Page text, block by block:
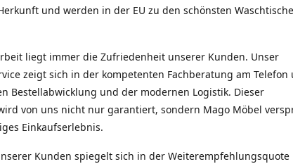
und werden in der EU zu den schönsten
liegt immer die Zufriedenheit unserer Kunden. Unser
zeigt sich in der kompetenten Fachberatung am Telefon
Bestellabwicklung und der modernen Logistik. Dieser
von uns nicht nur garantiert, sondern Mago Möbel
Einkaufserlebnis.
Kunden spiegelt sich in der Weiterempfehlungsquote